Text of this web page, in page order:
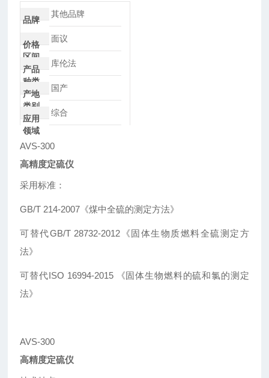
品牌
其他品牌
价格
区间
面议
产品
种类
库伦法
产地
类别
国产
应用
领域
综合
AVS-300
高精度定硫仪
采用标准：
GB/T 214-2007《煤中全硫的测定方法》
可替代GB/T 28732-2012《固体生物质燃料全硫测定方
法》
可替代ISO 16994-2015 《固体生物燃料的硫和氯的测定
法》
AVS-300
高精度定硫仪